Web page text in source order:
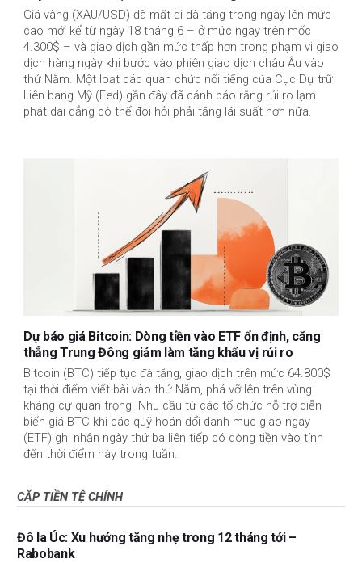
Giá vàng (XAU/USD) đã mất đi đà tăng trong ngày lên mức
cao mới kể từ ngày 18 tháng 6 – ở mức ngay trên mốc
4.300$ – và giao dịch gần mức thấp hơn trong phạm vi giao
dịch hàng ngày khi bước vào phiên giao dịch châu Âu vào
thứ Năm. Một loạt các quan chức nổi tiếng của Cục Dự trữ
Liên bang Mỹ (Fed) gần đây đã cảnh báo rằng rủi ro lạm
phát dai dẳng có thể đòi hỏi phải tăng lãi suất hơn nữa.
Dự báo giá Bitcoin: Dòng tiền vào ETF ổn định, căng
thẳng Trung Đông giảm làm tăng khẩu vị rủi ro
Bitcoin (BTC) tiếp tục đà tăng, giao dịch trên mức 64.800$
tại thời điểm viết bài vào thứ Năm, phá vỡ lên trên vùng
kháng cự quan trọng. Nhu cầu từ các tổ chức hỗ trợ diễn
biến giá BTC khi các quỹ hoán đổi danh mục giao ngay
(ETF) ghi nhận ngày thứ ba liên tiếp có dòng tiền vào tính
đến thời điểm này trong tuần.
CẶP TIỀN TỆ CHÍNH
Đô la Úc: Xu hướng tăng nhẹ trong 12 tháng tới –
Rabobank